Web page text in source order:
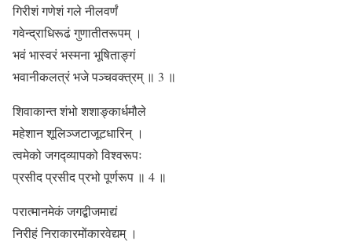
गिरीशं गणेशं गले नीलवर्णं
गवेन्द्राधिरूढं गुणातीतरूपम् ।
भवं भास्वरं भस्मना भूषिताङ्गं
भवानीकलत्रं भजे पञ्चवक्त्रम् ॥ 3 ॥
शिवाकान्त शंभो शशाङ्कार्धमौले
महेशान शूलिञ्जटाजूटधारिन् ।
त्वमेको जगद्व्यापको विश्वरूपः
प्रसीद प्रसीद प्रभो पूर्णरूप ॥ 4 ॥
परात्मानमेकं जगद्बीजमाद्यं
निरीहं निराकारमोंकारवेद्यम् ।